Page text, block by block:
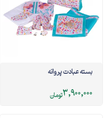
بسته عبادت پروانه
3,900,000تومان